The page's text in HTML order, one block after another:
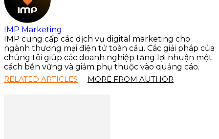
IMP Marketing
IMP cung cấp các dịch vụ digital marketing cho
ngành thương mại điện tử toàn cầu. Các giải pháp của
chúng tôi giúp các doanh nghiệp tăng lợi nhuận một
cách bền vững và giảm phụ thuộc vào quảng cáo.
RELATED ARTICLES
MORE FROM AUTHOR